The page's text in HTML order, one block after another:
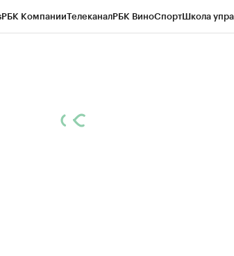
РБК КомпанииТелеканалРБК ВиноСпортШкола